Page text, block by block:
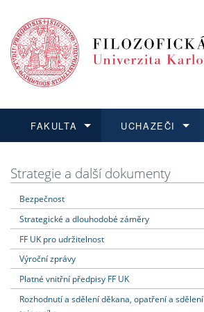
FAKULTA
Dozvědět se více
UCHAZEČI
Podat přihlášku
Dozvědět se více
Dozvědět se více
Dozvědět se více
Strategie a další dokumenty
Bezpečnost
Strategické a dlouhodobé záměry
FF UK pro udržitelnost
Výroční zprávy
Platné vnitřní předpisy FF UK
Rozhodnutí a sdělení děkana, opatření a sdělení